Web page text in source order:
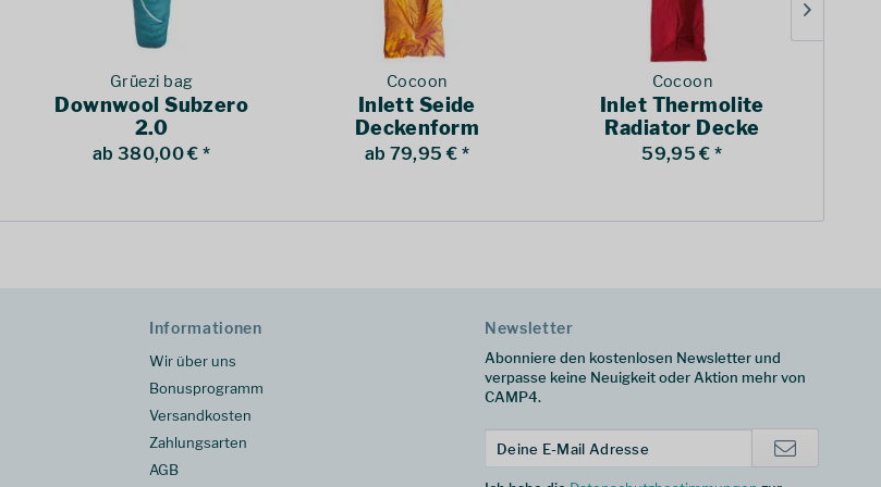
Grüezi bag
Downwool Subzero
2.0
ab 380,00 € *
Cocoon
Inlett Seide
Deckenform
ab 79,95 € *
Cocoon
Inlet Thermolite
Radiator Decke
59,95 € *
Informationen
Wir über uns
Bonusprogramm
Versandkosten
Zahlungsarten
AGB
Newsletter
Abonniere den kostenlosen Newsletter und
verpasse keine Neuigkeit oder Aktion mehr von
CAMP4.